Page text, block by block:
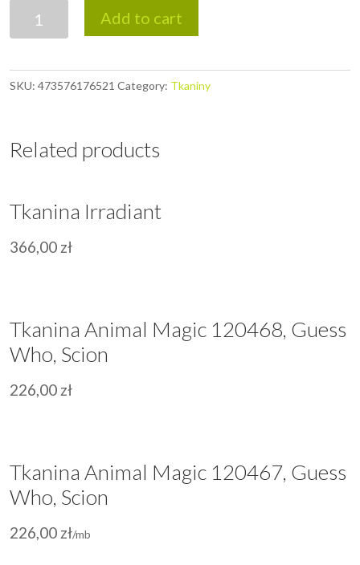
Amity
Add to cart
SKU: 473576176521 Category: Tkaniny
Related products
Tkanina Irradiant
366,00 zł
Tkanina Animal Magic 120468, Guess
Who, Scion
226,00 zł
Tkanina Animal Magic 120467, Guess
Who, Scion
226,00 zł/mb